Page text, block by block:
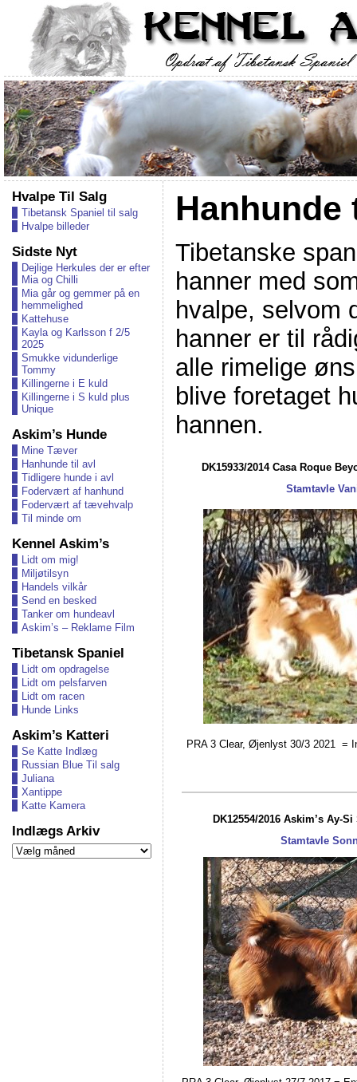
Hvalpe Til Salg
Tibetansk Spaniel til salg
Hvalpe billeder
Sidste Nyt
Dejlige Herkules der er efter
Mia og Chilli
Mia går og gemmer på en
hemmelighed
Kattehuse
Kayla og Karlsson f 2/5
2025
Smukke vidunderlige
Tommy
Killingerne i E kuld
Killingerne i S kuld plus
Unique
Askim’s Hunde
Mine Tæver
Hanhunde til avl
Tidligere hunde i avl
Fodervært af hanhund
Fodervært af tævehvalp
Til minde om
Kennel Askim’s
Lidt om mig!
Miljøtilsyn
Handels vilkår
Send en besked
Tanker om hundeavl
Askim’s – Reklame Film
Tibetansk Spaniel
Lidt om opdragelse
Lidt om pelsfarven
Lidt om racen
Hunde Links
Askim’s Katteri
Se Katte Indlæg
Russian Blue Til salg
Juliana
Xantippe
Katte Kamera
Indlægs Arkiv
Indlægs
Arkiv
Hanhunde
Tibetanske
hanner med
hvalpe, selvom
hanner er til
alle rimelige
blive foretaget
hannen.
DK15933/2014 Casa Roque
Stamtavle
PRA 3 Clear, Øjenlyst 30/3 2021 =
DK12554/2016 Askim’s Ay-
Stamtavle